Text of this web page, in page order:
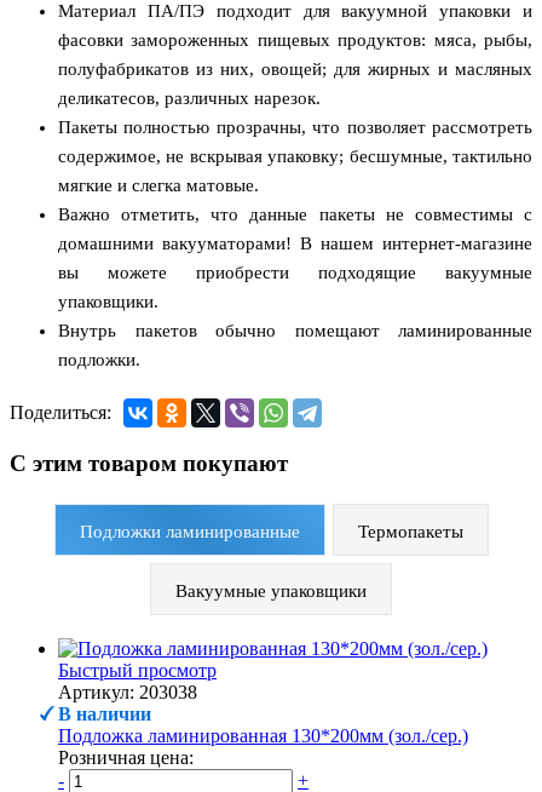
Материал ПА/ПЭ подходит для вакуумной упаковки и
фасовки замороженных пищевых продуктов: мяса, рыбы,
полуфабрикатов из них, овощей; для жирных и масляных
деликатесов, различных нарезок.
Пакеты полностью прозрачны, что позволяет рассмотреть
содержимое, не вскрывая упаковку; бесшумные, тактильно
мягкие и слегка матовые.
Важно отметить, что данные пакеты не совместимы с
домашними вакууматорами! В нашем интернет-магазине
вы можете приобрести подходящие вакуумные
упаковщики.
Внутрь пакетов обычно помещают ламинированные
подложки.
Поделиться:
С этим товаром покупают
Подложки ламинированные Термопакеты
Вакуумные упаковщики
Быстрый просмотр
Артикул: 203038
В наличии
Подложка ламинированная 130*200мм (зол./сер.)
Розничная цена:
-
+